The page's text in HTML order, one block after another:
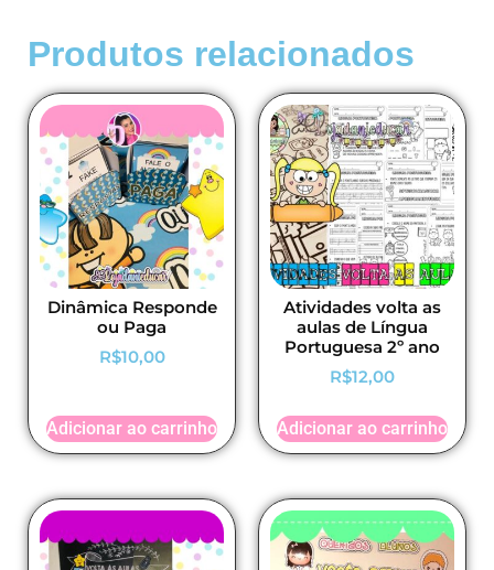
Produtos relacionados
Dinâmica Responde
ou Paga
R$10,00
Adicionar ao carrinho
Atividades volta as
aulas de Língua
Portuguesa 2º ano
R$12,00
Adicionar ao carrinho